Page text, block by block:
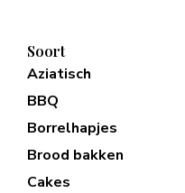
Soort
Aziatisch
BBQ
Borrelhapjes
Brood bakken
Cakes